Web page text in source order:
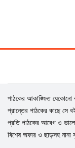
পাঠকের আকাঙ্ক্ষিত
প্রান্তের পাঠকের কাছে সে
প্রতি পাঠকের আবেগ ও
বিশেষ অফার ও ছাড়সহ